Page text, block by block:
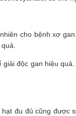
cho bệnh xơ
giải độc gan hiệu
đu đủ cũng được